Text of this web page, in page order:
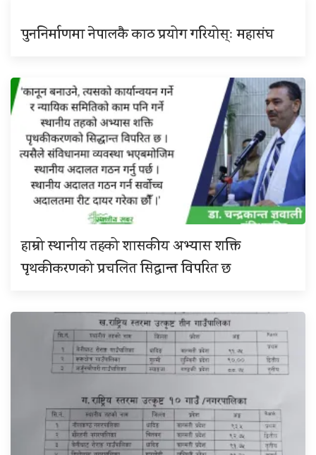
पुननिर्माणमा नेपालकै काठ प्रयोग गरियोस्ः महासंघ
हाम्रो स्थानीय तहको शासकीय अभ्यास शक्ति
पृथकीकरणको प्रचलित सिद्धान्त विपरित छ